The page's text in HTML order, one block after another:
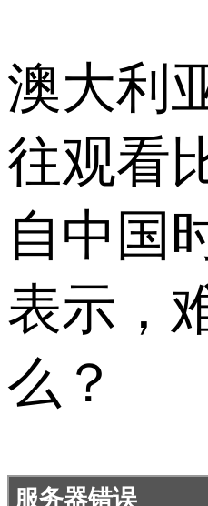
澳大利
往观看
自中国
表示，
么？